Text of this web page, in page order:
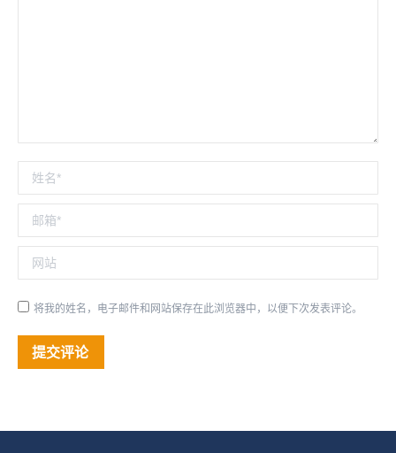
姓名 *
邮箱 *
网站
将我的姓名，电子邮件和网站保存在此浏览器中，以便下次发表评论。
提交评论